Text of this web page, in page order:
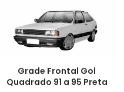
Grade Frontal Gol
Quadrado 91 a 95 Preta